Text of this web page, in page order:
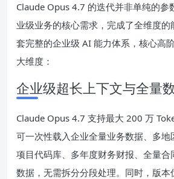
Claude Opus 4.7 的迭代并非单纯的参
业级业务的核心需求，完成了全维度
套完整的企业级 AI 能力体系，核心高
大维度：
企业级超长上下文与全量
Claude Opus 4.7 支持最大 200 万
可一次性载入企业全量业务数据、多地
项目代码库、多年度财务财报、全量
数据，无需拆分分段处理。同时，版本